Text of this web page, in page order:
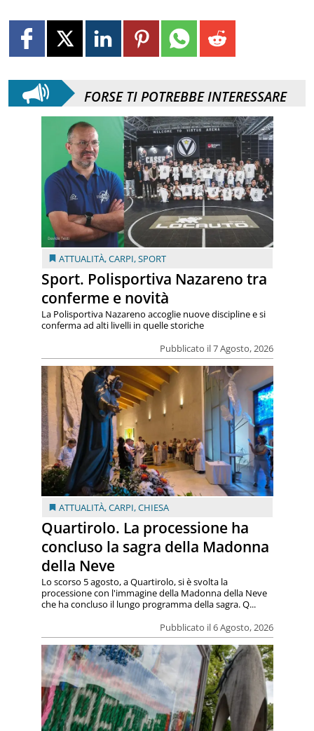
FORSE TI POTREBBE INTERESSARE
ATTUALITÀ,CARPI,SPORT
Sport. Polisportiva Nazareno tra
conferme e novità
Pubblicato il 7 Agosto, 2026
La Polisportiva Nazareno accoglie nuove discipline e si
conferma ad alti livelli in quelle storiche
ATTUALITÀ,CARPI,CHIESA
Quartirolo. La processione ha
concluso la sagra della Madonna
della Neve
Pubblicato il 6 Agosto, 2026
Lo scorso 5 agosto, a Quartirolo, si è svolta la
processione con l'immagine della Madonna della Neve
che ha concluso il lungo programma della sagra. Q...